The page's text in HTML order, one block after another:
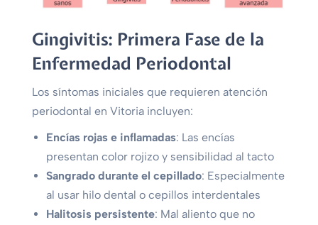
Gingivitis: Primera Fase de la
Enfermedad Periodontal
Los síntomas iniciales que requieren atención
periodontal en Vitoria incluyen:
Encías rojas e inflamadas: Las encías
presentan color rojizo y sensibilidad al tacto
Sangrado durante el cepillado: Especialmente
al usar hilo dental o cepillos interdentales
Halitosis persistente: Mal aliento que no